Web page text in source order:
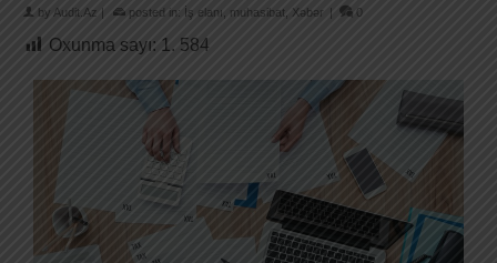
by Audit.Az | posted in: İş elanı muhasibat Xəbər | 0
Oxunma sayı: 1. 584